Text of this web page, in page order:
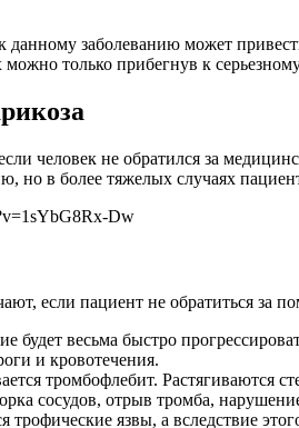
данному заболеванию может
можно только прибегнув к
человек не обратился за
но в более тяжелых случаях
Dw
если пациент не обратиться за
будет весьма быстро
и кровотечения.
тромбофлебит. Растягиваются
сосудов, отрыв тромба,
трофические язвы, а вследствие